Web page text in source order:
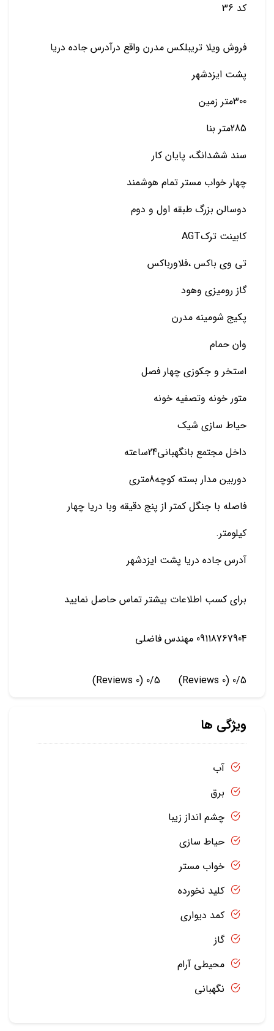
کد 36
فروش ویلا تریبلکس مدرن واقع درآدرس جاده دریا
پشت ایزدشهر
300متر زمین
285متر بنا
سند ششدانگ، پایان کار
چهار خواب مستر تمام هوشمند
دوسالن بزرگ طبقه اول و دوم
کابینت ترکAGT
تی وی باکس ،فلاورباکس
گاز رومیزی وهود
پکیج شومینه مدرن
وان حمام
استخر و جکوزی چهار فصل
متور خونه وتصفیه خونه
حیاط سازی شیک
داخل مجتمع بانگهبانی24ساعته
دوربین مدار بسته کوچه8متری
فاصله با جنگل کمتر از پنج دقیقه وبا دریا چهار
کیلومتر.
آدرس جاده دریا پشت ایزدشهر
برای کسب اطلاعات بیشتر تماس حاصل نمایید
09118767904 مهندس فاضلی
0/5
(0 Reviews)
0/5
(0 Reviews)
ویژگی ها
آب
برق
چشم انداز زیبا
حیاط سازی
خواب مستر
کلید نخورده
کمد دیواری
گاز
محیطی آرام
نگهبانی